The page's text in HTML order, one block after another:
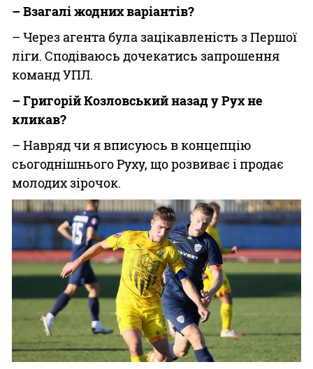
– Взагалі жодних варіантів?
– Через агента була зацікавленість з Першої
ліги. Сподіваюсь дочекатись запрошення
команд УПЛ.
– Григорій Козловський назад у Рух не
кликав?
– Навряд чи я вписуюсь в концепцію
сьогоднішнього Руху, що розвиває і продає
молодих зірочок.